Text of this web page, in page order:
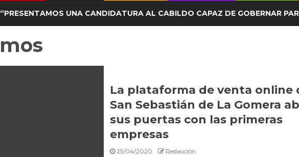
UNA CANDIDATURA AL CABILDO CAPAZ DE GOBERNAR
La plataforma de venta online
San Sebastián de La Gomera
sus puertas con las primeras
empresas
25/04/2020 Redacción